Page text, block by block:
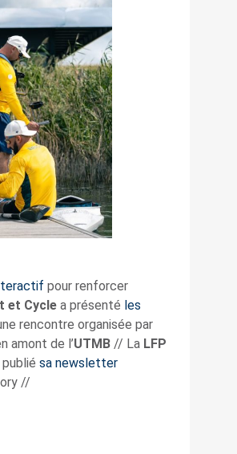
pour renforcer
et Cycle a présenté les
rencontre organisée par
amont de l’UTMB // La LFP
publié sa newsletter
//